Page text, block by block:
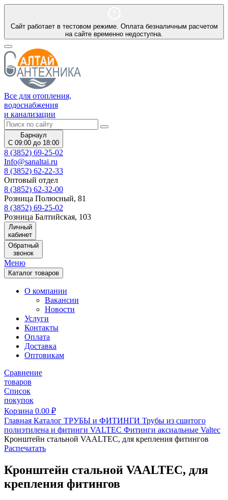
Сайт работает в тестовом режиме. Оплата безналичным расчетом
на сайте временно недоступна.
Все для отопления,
водоснабжения
и канализации
Барнаул
С 09:00 до 18:00
8 (3852) 69-25-02
Info@sanaltai.ru
8 (3852) 62-22-33
Оптовый отдел
8 (3852) 62-32-00
Розница Полюсный, 81
8 (3852) 69-25-02
Розница Балтийская, 103
Личный
кабинет
Обратный
звонок
Меню
Каталог товаров
О компании
Вакансии
Новости
Услуги
Контакты
Оплата
Доставка
Оптовикам
Сравнение
товаров
Список
покупок
Корзина 0.00 ₽
Главная Каталог ТРУБЫ и ФИТИНГИ Трубы из сшитого
полиэтилена и фитинги VALTEC Фитинги аксиальные Valtec
Кронштейн стальной VAALTEC, для крепления фитингов
Распечатать
Кронштейн стальной VAALTEC, для
крепления фитингов